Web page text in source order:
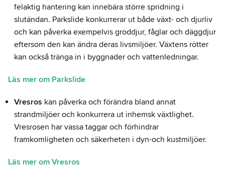
felaktig hantering kan innebära större spridning i
slutändan. Parkslide konkurrerar ut både växt- och djurliv
och kan påverka exempelvis groddjur, fåglar och däggdjur
eftersom den kan ändra deras livsmiljöer. Växtens rötter
kan också tränga in i byggnader och vattenledningar.
Läs mer om Parkslide
Vresros kan påverka och förändra bland annat
strandmiljöer och konkurrera ut inhemsk växtlighet.
Vresrosen har vassa taggar och förhindrar
framkomligheten och säkerheten i dyn-och kustmiljöer.
Läs mer om Vresros